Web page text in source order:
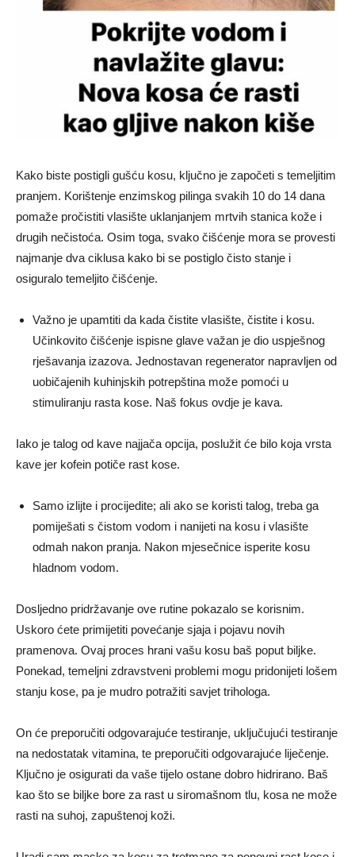
Kako biste postigli gušću kosu, ključno je započeti s temeljitim
pranjem. Korištenje enzimskog pilinga svakih 10 do 14 dana
pomaže pročistiti vlasište uklanjanjem mrtvih stanica kože i
drugih nečistoća. Osim toga, svako čišćenje mora se provesti
najmanje dva ciklusa kako bi se postiglo čisto stanje i
osiguralo temeljito čišćenje.
Važno je upamtiti da kada čistite vlasište, čistite i kosu.
Učinkovito čišćenje ispisne glave važan je dio uspješnog
rješavanja izazova. Jednostavan regenerator napravljen od
uobičajenih kuhinjskih potrepština može pomoći u
stimuliranju rasta kose. Naš fokus ovdje je kava.
Iako je talog od kave najjača opcija, poslužit će bilo koja vrsta
kave jer kofein potiče rast kose.
Samo izlijte i procijedite; ali ako se koristi talog, treba ga
pomiješati s čistom vodom i nanijeti na kosu i vlasište
odmah nakon pranja. Nakon mjesečnice isperite kosu
hladnom vodom.
Dosljedno pridržavanje ove rutine pokazalo se korisnim.
Uskoro ćete primijetiti povećanje sjaja i pojavu novih
pramenova. Ovaj proces hrani vašu kosu baš poput biljke.
Ponekad, temeljni zdravstveni problemi mogu pridonijeti lošem
stanju kose, pa je mudro potražiti savjet trihologa.
On će preporučiti odgovarajuće testiranje, uključujući testiranje
na nedostatak vitamina, te preporučiti odgovarajuće liječenje.
Ključno je osigurati da vaše tijelo ostane dobro hidrirano. Baš
kao što se biljke bore za rast u siromašnom tlu, kosa ne može
rasti na suhoj, zapuštenoj koži.